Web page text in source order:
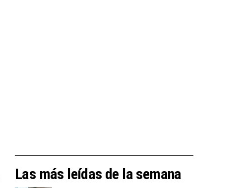
Las más leídas de la semana